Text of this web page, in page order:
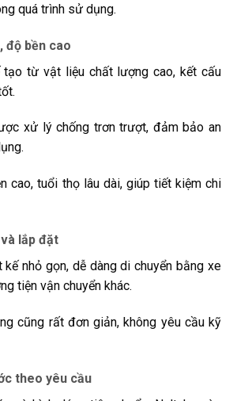
quá trình sử dụng.
độ bền cao
tạo từ vật liệu chất lượng cao, kết cấu
xử lý chống trơn trượt, đảm bảo an
cao, tuổi thọ lâu dài, giúp tiết kiệm chi
lắp đặt
nhỏ gọn, dễ dàng di chuyển bằng xe
tiện vận chuyển khác.
cũng rất đơn giản, không yêu cầu kỹ
theo yêu cầu